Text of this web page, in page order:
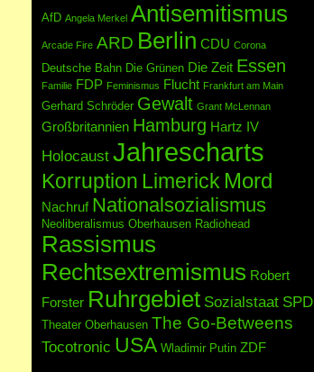
AfD Angela Merkel Antisemitismus
Arcade Fire ARD Berlin CDU Corona
Deutsche Bahn Die Grünen Die Zeit Essen
Familie FDP Feminismus Flucht Frankfurt am Main
Gerhard Schröder Gewalt Grant McLennan
Großbritannien Hamburg Hartz IV
Holocaust Jahrescharts
Korruption Limerick Mord
Nachruf Nationalsozialismus
Neoliberalismus Oberhausen Radiohead
Rassismus
Rechtsextremismus Robert
Forster Ruhrgebiet Sozialstaat SPD
Theater Oberhausen The Go-Betweens
Tocotronic USA Wladimir Putin ZDF